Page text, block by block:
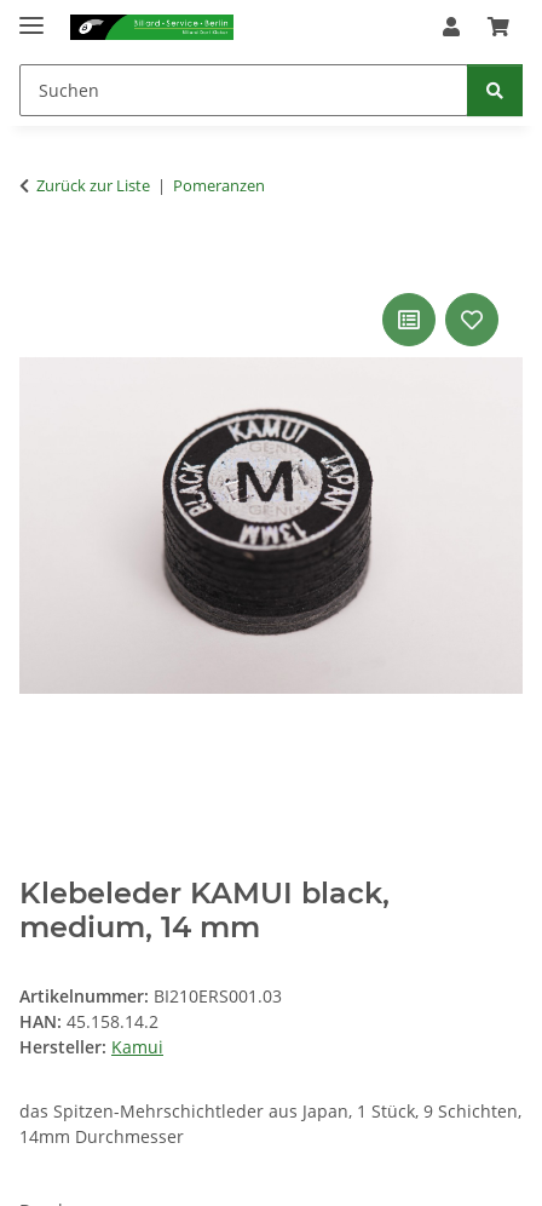
Zurück zur Liste Pomeranzen
Klebeleder KAMUI black,
medium, 14 mm
Artikelnummer: BI210ERS001.03
HAN: 45.158.14.2
Hersteller: Kamui
das Spitzen-Mehrschichtleder aus Japan, 1 Stück, 9 Schichten,
14mm Durchmesser